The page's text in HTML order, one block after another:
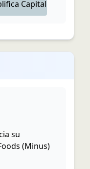
Capital
su
(Minus)